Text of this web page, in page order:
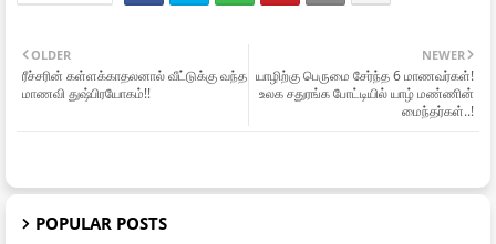
NEWER
யாழிற்கு பெருமை சேர்ந்த 6 மாணவர்கள்!
உலக சதுரங்க போட்டியில் யாழ் மண்ணின்
மைந்தர்கள்..!
OLDER
ரீச்சரின் கள்ளக்காதலனால் வீட்டுக்கு வந்த
மாணவி துஷ்பிரயோகம்!!
POPULAR POSTS